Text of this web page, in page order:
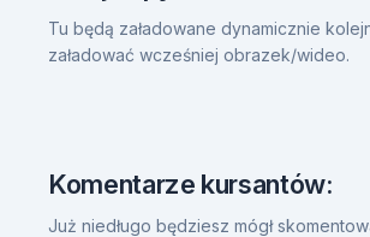
Tu będą załadowane dynamicznie
załadować wcześniej obrazek/wideo.
Komentarze kursantów:
Już niedługo będziesz mógł